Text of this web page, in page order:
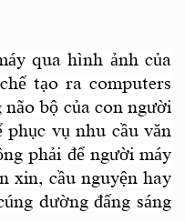
qua hình ảnh của
tạo ra computers
bộ của con người
vụ nhu cầu văn
phải để người máy
xin, cầu nguyện hay
dường đấng sáng